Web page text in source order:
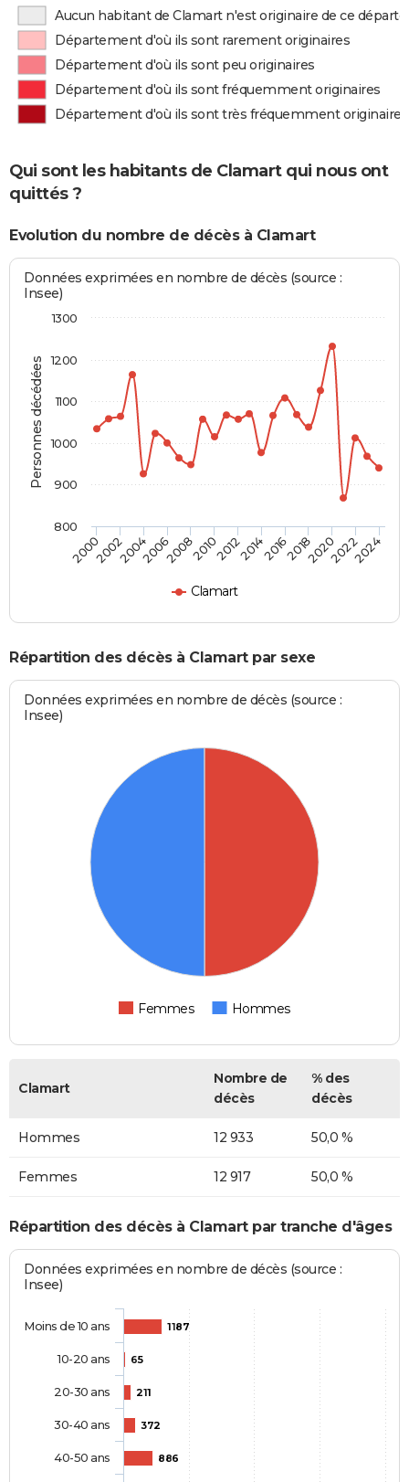
Aucun habitant de Clamart n'est originaire de ce
Département d'où ils sont rarement originaires
Département d'où ils sont peu originaires
Département d'où ils sont fréquemment originaires
Département d'où ils sont très fréquemment originaires
Qui sont les habitants de Clamart qui nous ont
quittés ?
Evolution du nombre de décès à Clamart
Personnes décédées
Données exprimées en nombre de décès (source :
Insee)
Clamart
2000200220042006200820102012201420162018202020222024
800
900
1000
1100
1200
1300
Répartition des décès à Clamart par sexe
Données exprimées en nombre de décès (source :
Insee)
Femmes Hommes
Clamart
Nombre de
décès
% des
décès
Hommes 12 933 50,0 %
Femmes 12 917 50,0 %
Répartition des décès à Clamart par tranche d'âges
Données exprimées en nombre de décès (source :
Insee)
1187
65
211
372
886
Moins de 10 ans
10-20 ans
20-30 ans
30-40 ans
40-50 ans